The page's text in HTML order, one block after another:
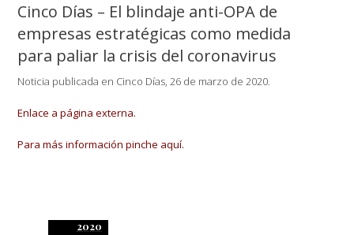
Cinco Días – El blindaje anti-OPA de
empresas estratégicas como medida
para paliar la crisis del coronavirus
Noticia publicada en Cinco Días, 26 de marzo de 2020.
Enlace a página externa.
Para más información pinche aquí.
2020